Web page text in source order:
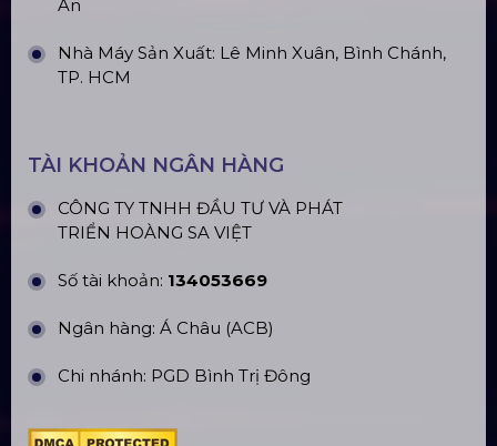
An
Nhà Máy Sản Xuất: Lê Minh Xuân, Bình Chánh,
TP. HCM
TÀI KHOẢN NGÂN HÀNG
CÔNG TY TNHH ĐẦU TƯ VÀ PHÁT
TRIỂN HOÀNG SA VIỆT
Số tài khoản: 134053669
Ngân hàng: Á Châu (ACB)
Chi nhánh: PGD Bình Trị Đông